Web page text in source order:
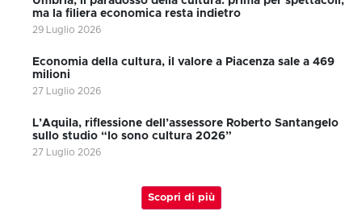
ma la filiera economica resta indietro
29 Luglio 2026
Economia della cultura, il valore a Piacenza sale a 469
milioni
27 Luglio 2026
L’Aquila, riflessione dell’assessore Roberto Santangelo
sullo studio “Io sono cultura 2026”
27 Luglio 2026
Scopri di più